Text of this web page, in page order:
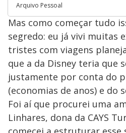
Arquivo Pessoal
Mas como começar tudo
segredo: eu já vivi muitas
tristes com viagens
que a da Disney teria que
justamente por conta do
(economias de anos) e do
Foi aí que procurei uma
Linhares, dona da CAYS